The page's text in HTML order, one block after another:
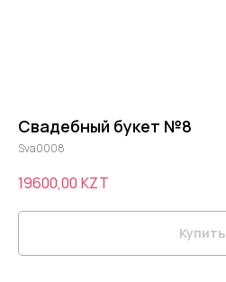
Свадебный букет №8
Sva0008
19600,00 KZT
Купить